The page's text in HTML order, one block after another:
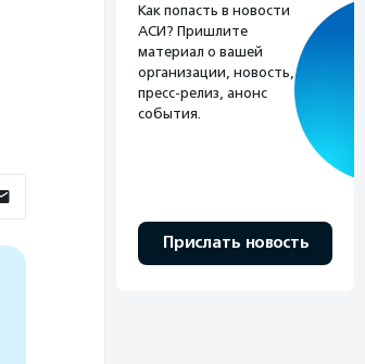
Как попасть в новости
АСИ? Пришлите
материал о вашей
организации, новость,
пресс-релиз, анонс
события.
Прислать новость